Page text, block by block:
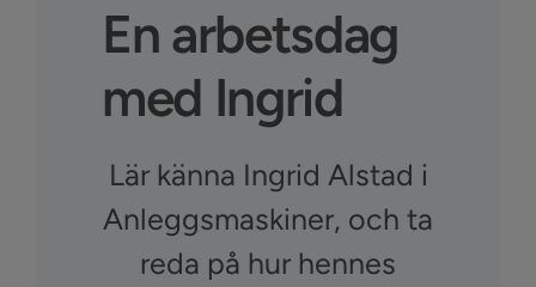
En arbetsdag
med Ingrid
Lär känna Ingrid Alstad i
Anleggsmaskiner, och ta
reda på hur hennes